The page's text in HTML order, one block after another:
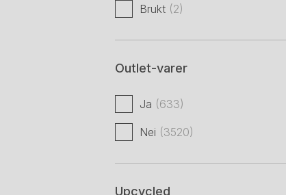
Brukt (2)
Outlet-varer
Ja (633)
Nei (3520)
Upcycled